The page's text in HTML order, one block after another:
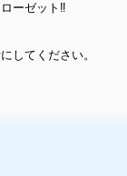
ーゼット‼︎
してください。